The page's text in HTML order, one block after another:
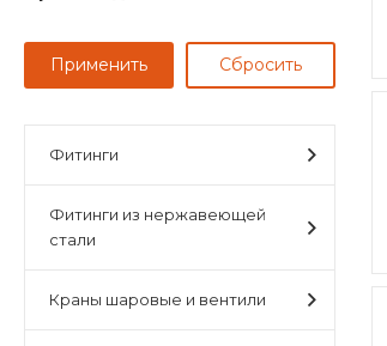
Фитинги
Фитинги из нержавеющей
стали
Краны шаровые и вентили